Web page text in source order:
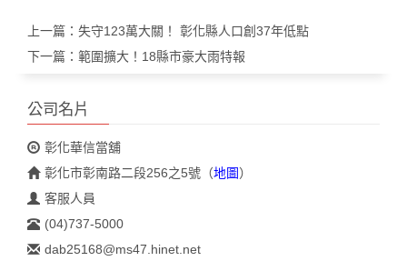
上一篇： 失守123萬大關！ 彰化縣人口創37年低點
下一篇： 範圍擴大！18縣市豪大雨特報
公司名片
彰化華信當舖
彰化市彰南路二段256之5號 （地圖）
客服人員
(04)737-5000
dab25168@ms47.hinet.net